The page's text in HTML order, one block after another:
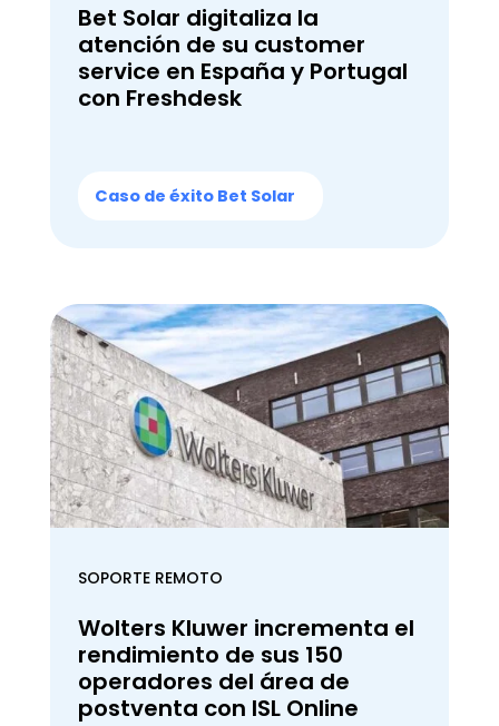
Bet Solar digitaliza la
atención de su customer
service en España y Portugal
con Freshdesk
Caso de éxito Bet Solar
SOPORTE REMOTO
Wolters Kluwer incrementa el
rendimiento de sus 150
operadores del área de
postventa con ISL Online